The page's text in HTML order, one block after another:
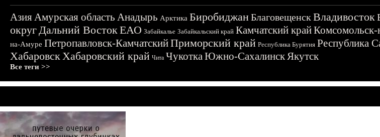
АзияАмурская область Анадырь Арктика БиробиджанБлаговещенскВладивосток
округДальний ВостокЕАО Забайкалье Забайкальский край Камчатский край
на-Амуре Петропавловск-КамчатскийПриморский край Республика Бурятия Республика
ХабаровскХабаровский край Чита ЧукоткаЮжно-СахалинскЯкутск
Все теги >>